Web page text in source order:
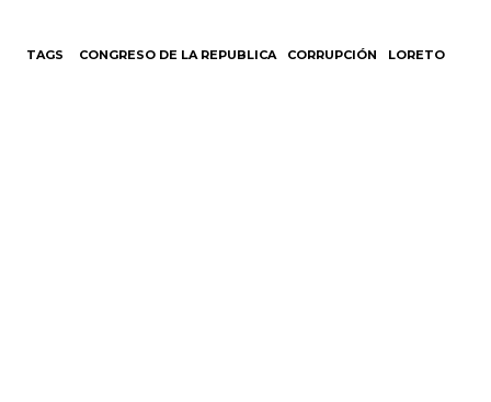
TAGS CONGRESO DE LA REPUBLICA CORRUPCIÓN LORETO